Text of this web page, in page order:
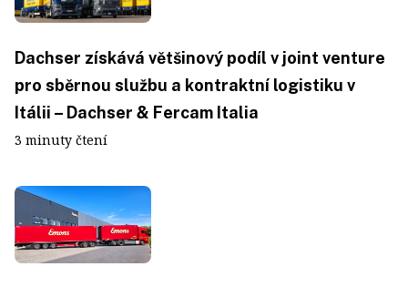
Dachser získává většinový podíl v joint venture
pro sběrnou službu a kontraktní logistiku v
Itálii – Dachser & Fercam Italia
3 minuty čtení